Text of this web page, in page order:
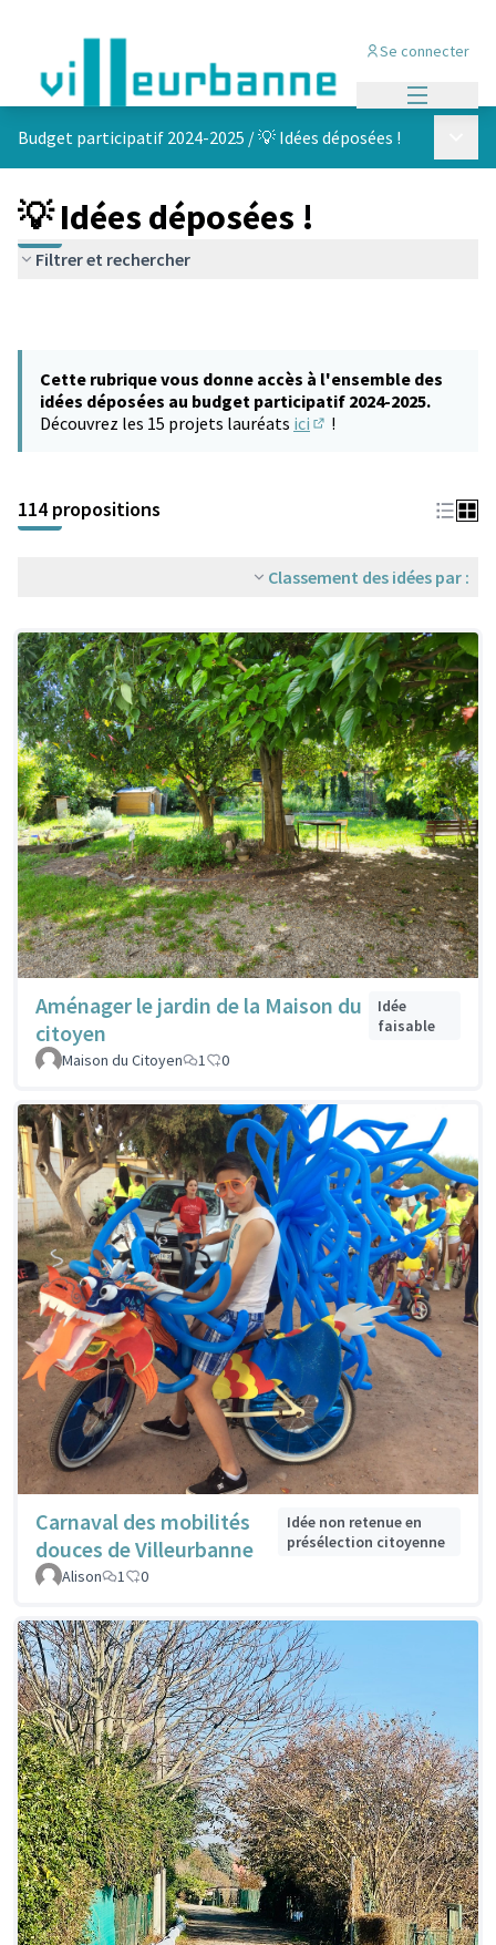
Se connecter
Budget participatif 2024-2025 /💡 Idées déposées !
💡 Idées déposées !
Filtrer et rechercher
Cette rubrique vous donne accès à l'ensemble des
idées déposées au budget participatif 2024-2025.
Découvrez les 15 projets lauréats ici !
114 propositions
Classement des idées par :
Aménager le jardin de la Maison du
citoyen
Idée
faisable
Maison du Citoyen
1 0
Carnaval des mobilités
douces de Villeurbanne
Idée non retenue en
présélection citoyenne
Alison
1 0